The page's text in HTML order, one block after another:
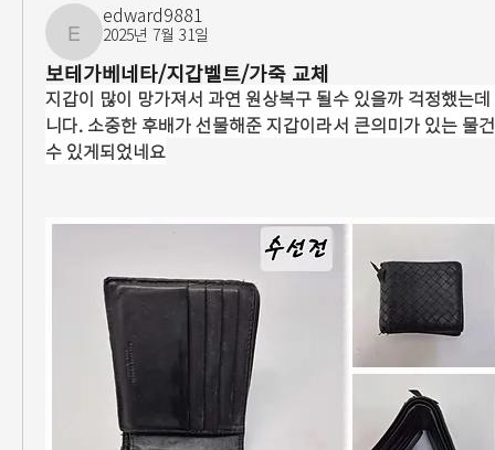
edward9881
edward9881
2025년 7월 31일
보테가베네타/지갑벨트/가죽 교체
지갑이 많이 망가져서 과연 원상복구 될수 있을까 걱정했는
니다. 소중한 후배가 선물해준 지갑이라서 큰의미가 있는 물
수 있게되었네요